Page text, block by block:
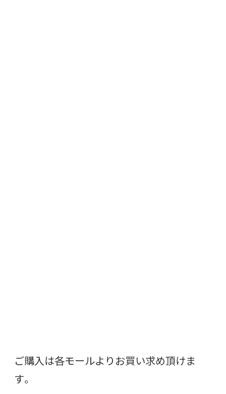
ご購入は各モールよりお買い求め頂けま
す。